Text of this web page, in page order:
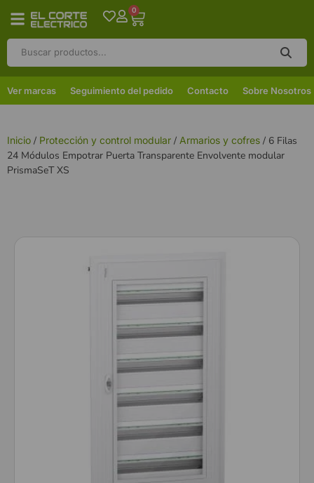
0
Ver marcas Seguimiento del pedido Contacto Sobre Nosotros
Inicio / Protección y control modular / Armarios y cofres / 6 Filas
24 Módulos Empotrar Puerta Transparente Envolvente modular
PrismaSeT XS